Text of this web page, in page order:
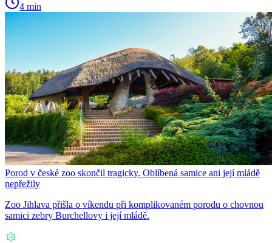
4 min
Porod v české zoo skončil tragicky. Oblíbená samice ani její mládě
nepřežily
Zoo Jihlava přišla o víkendu při komplikovaném porodu o chovnou
samici zebry Burchellovy i její mládě.